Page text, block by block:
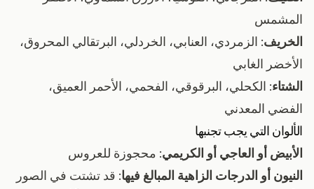
المشمس
الخريف: الزمردي، العنابي، الخردلي، البرتقالي المحروق،
الأخضر الغابي
الشتاء: الكحلي، البرقوقي، الفحمي، الأحمر العميق،
الفضي المعدني
الألوان التي يجب تجنبها
الأبيض أو العاجي أو الكريمي: محجوزة للعروس
النيون أو الدرجات الزاهية المبالغ فيها: قد تشتت في الصور